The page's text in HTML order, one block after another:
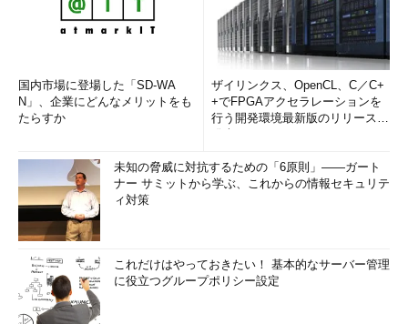
国内市場に登場した「SD-WA
N」、企業にどんなメリットをも
たらすか
ザイリンクス、OpenCL、C／C+
+でFPGAアクセラレーションを
行う開発環境最新版のリリースを
未知の脅威に対抗するための「6原則」――ガート
ナー サミットから学ぶ、これからの情報セキュリテ
ィ対策
これだけはやっておきたい！ 基本的なサーバー管理
に役立つグループポリシー設定